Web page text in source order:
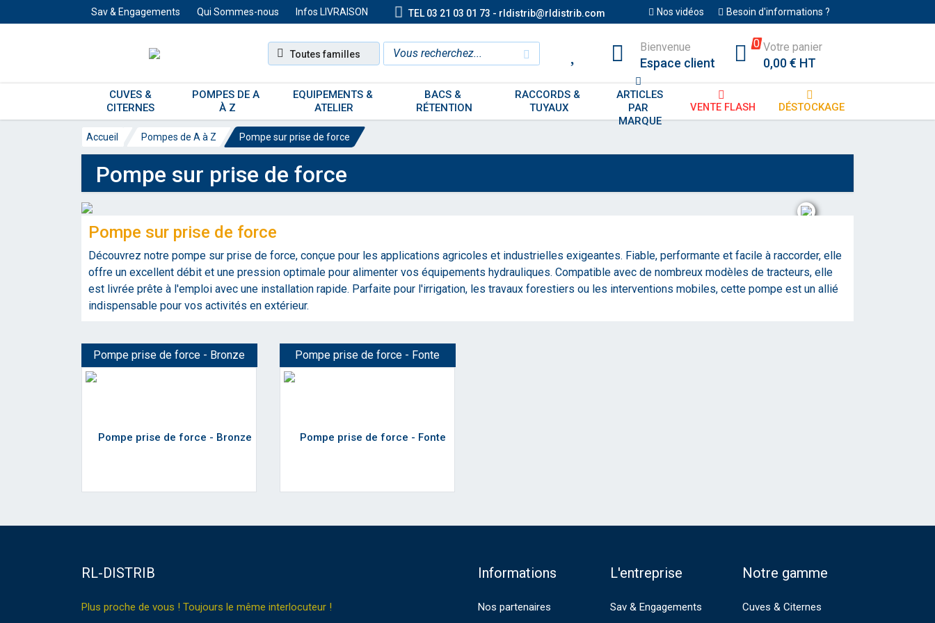
Sav & Engagements Qui Sommes-nous Infos LIVRAISON TEL 03 21 03 01 73 - rldistrib@rldistrib.com Nos vidéos Besoin d'informations ?
CUVES &
CITERNES
POMPES DE A
À Z
EQUIPEMENTS &
ATELIER
BACS &
RÉTENTION
RACCORDS &
TUYAUX
ARTICLES
PAR
MARQUE
VENTE FLASH DÉSTOCKAGE
Toutes familles
Bienvenue
Espace client
0 Votre panier
0,00 € HT
Accueil Pompes de A à Z Pompe sur prise de force
Pompe sur prise de force
Pompe sur prise de force
Découvrez notre pompe sur prise de force, conçue pour les applications agricoles et industrielles exigeantes. Fiable, performante et facile à raccorder, elle
offre un excellent débit et une pression optimale pour alimenter vos équipements hydrauliques. Compatible avec de nombreux modèles de tracteurs, elle
est livrée prête à l'emploi avec une installation rapide. Parfaite pour l'irrigation, les travaux forestiers ou les interventions mobiles, cette pompe est un allié
indispensable pour vos activités en extérieur.
Pompe prise de force - Bronze Pompe prise de force - Fonte
RL-DISTRIB
Plus proche de vous ! Toujours le même interlocuteur !
Informations
Nos partenaires
L'entreprise
Sav & Engagements
Notre gamme
Cuves & Citernes